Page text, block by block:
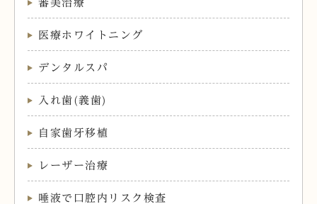
審美治療
医療ホワイトニング
デンタルスパ
入れ歯(義歯)
自家歯牙移植
レーザー治療
唾液で口腔内リスク検査